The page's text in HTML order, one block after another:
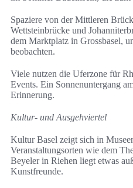
Spaziere von der Mittleren
Wettsteinbrücke und
dem Marktplatz in Grossbasel,
beobachten.
Viele nutzen die Uferzone für
Events. Ein Sonnenuntergang
Erinnerung.
Kultur- und Ausgehviertel
Kultur Basel zeigt sich in
Veranstaltungsorten wie dem
Beyeler in Riehen liegt etwas
Kunstfreunde.